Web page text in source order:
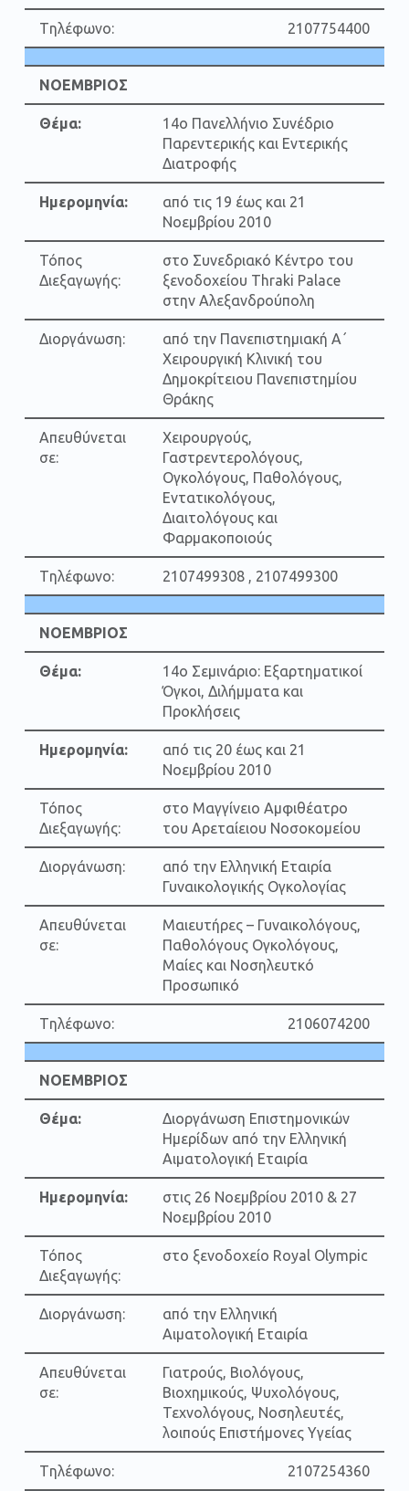
Tηλέφωνο: 2107754400
ΝΟΕΜΒΡΙΟΣ
Θέμα:
14ο Πανελλήνιο Συνέδριο
Παρεντερικής και Εντερικής
Διατροφής
Ημερομηνία:
από τις 19 έως και 21
Νοεμβρίου 2010
Τόπος
Διεξαγωγής:
στο Συνεδριακό Κέντρο του
ξενοδοχείου Thraki Palace
στην Αλεξανδρούπολη
Διοργάνωση:
από την Πανεπιστημιακή Α΄
Χειρουργική Κλινική του
Δημοκρίτειου Πανεπιστημίου
Θράκης
Απευθύνεται
σε:
Χειρουργούς,
Γαστρεντερολόγους,
Ογκολόγους, Παθολόγους,
Εντατικολόγους,
Διαιτολόγους και
Φαρμακοποιούς
Tηλέφωνο: 2107499308 , 2107499300
ΝΟΕΜΒΡΙΟΣ
Θέμα:
14ο Σεμινάριο: Εξαρτηματικοί
Όγκοι, Διλήμματα και
Προκλήσεις
Ημερομηνία:
από τις 20 έως και 21
Νοεμβρίου 2010
Τόπος
Διεξαγωγής:
στο Μαγγίνειο Αμφιθέατρο
του Αρεταίειου Νοσοκομείου
Διοργάνωση:
από την Ελληνική Εταιρία
Γυναικολογικής Ογκολογίας
Απευθύνεται
σε:
Μαιευτήρες – Γυναικολόγους,
Παθολόγους Ογκολόγους,
Μαίες και Νοσηλευτκό
Προσωπικό
Tηλέφωνο: 2106074200
ΝΟΕΜΒΡΙΟΣ
Θέμα:
Διοργάνωση Επιστημονικών
Ημερίδων από την Ελληνική
Αιματολογική Εταιρία
Ημερομηνία:
στις 26 Νοεμβρίου 2010 & 27
Νοεμβρίου 2010
Τόπος
Διεξαγωγής:
στο ξενοδοχείο Royal Olympic
Διοργάνωση:
από την Ελληνική
Αιματολογική Εταιρία
Απευθύνεται
σε:
Γιατρούς, Βιολόγους,
Βιοχημικούς, Ψυχολόγους,
Τεχνολόγους, Νοσηλευτές,
λοιπούς Επιστήμονες Υγείας
Tηλέφωνο: 2107254360